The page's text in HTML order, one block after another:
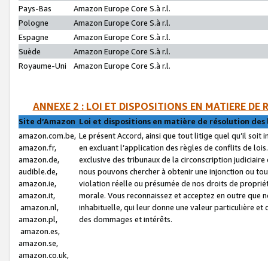
Pays-Bas
Amazon Europe Core S.à r.l.
Pologne
Amazon Europe Core S.à r.l.
Espagne
Amazon Europe Core S.à r.l.
Suède
Amazon Europe Core S.à r.l.
Royaume-Uni
Amazon Europe Core S.à r.l.
ANNEXE 2 : LOI ET DISPOSITIONS EN MATIERE DE
Site d’Amazon Loi et dispositions en matière de résolution
amazon.com.be,
amazon.fr,
amazon.de,
audible.de,
amazon.ie,
amazon.it,
amazon.nl,
amazon.pl,
amazon.es,
amazon.se,
amazon.co.uk,
Le présent Accord, ainsi que tout litige quel qu’il soit
en excluant l’application des règles de conflits de
exclusive des tribunaux de la circonscription
nous pouvons chercher à obtenir une injonction ou
violation réelle ou présumée de nos droits de
morale. Vous reconnaissez et acceptez en outre que
inhabituelle, qui leur donne une valeur particulière
des dommages et intérêts.